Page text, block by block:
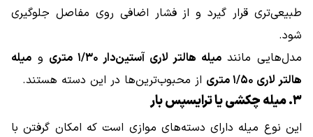
طبیعی‌تری قرار گیرد و از فشار اضافی روی مفاصل جلوگیری
شود.
مدل‌هایی مانندمیله هالتر لاری آستین‌دار ۱/۳۰ متری و میله
هالتر لاری ۱/۵۰ متری
از محبوب‌ترین‌ها در این دسته هستند.
۳. میله چکشی یا ترایسپس بار
این نوع میله دارای دسته‌های موازی است که امکان گرفتن با